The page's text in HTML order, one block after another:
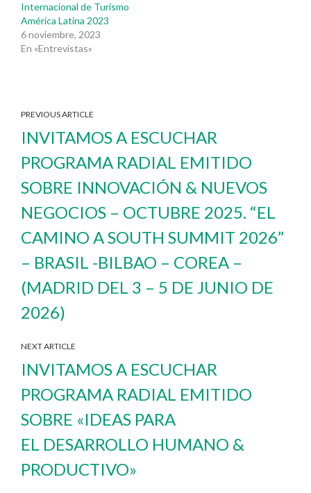
Internacional de Turismo
América Latina 2023
6 noviembre, 2023
En «Entrevistas»
PREVIOUS ARTICLE
INVITAMOS A ESCUCHAR
PROGRAMA RADIAL EMITIDO
SOBRE INNOVACIÓN & NUEVOS
NEGOCIOS – OCTUBRE 2025. “EL
CAMINO A SOUTH SUMMIT 2026”
– BRASIL -BILBAO – COREA –
(MADRID DEL 3 – 5 DE JUNIO DE
2026)
NEXT ARTICLE
INVITAMOS A ESCUCHAR
PROGRAMA RADIAL EMITIDO
SOBRE «IDEAS PARA
EL DESARROLLO HUMANO &
PRODUCTIVO»